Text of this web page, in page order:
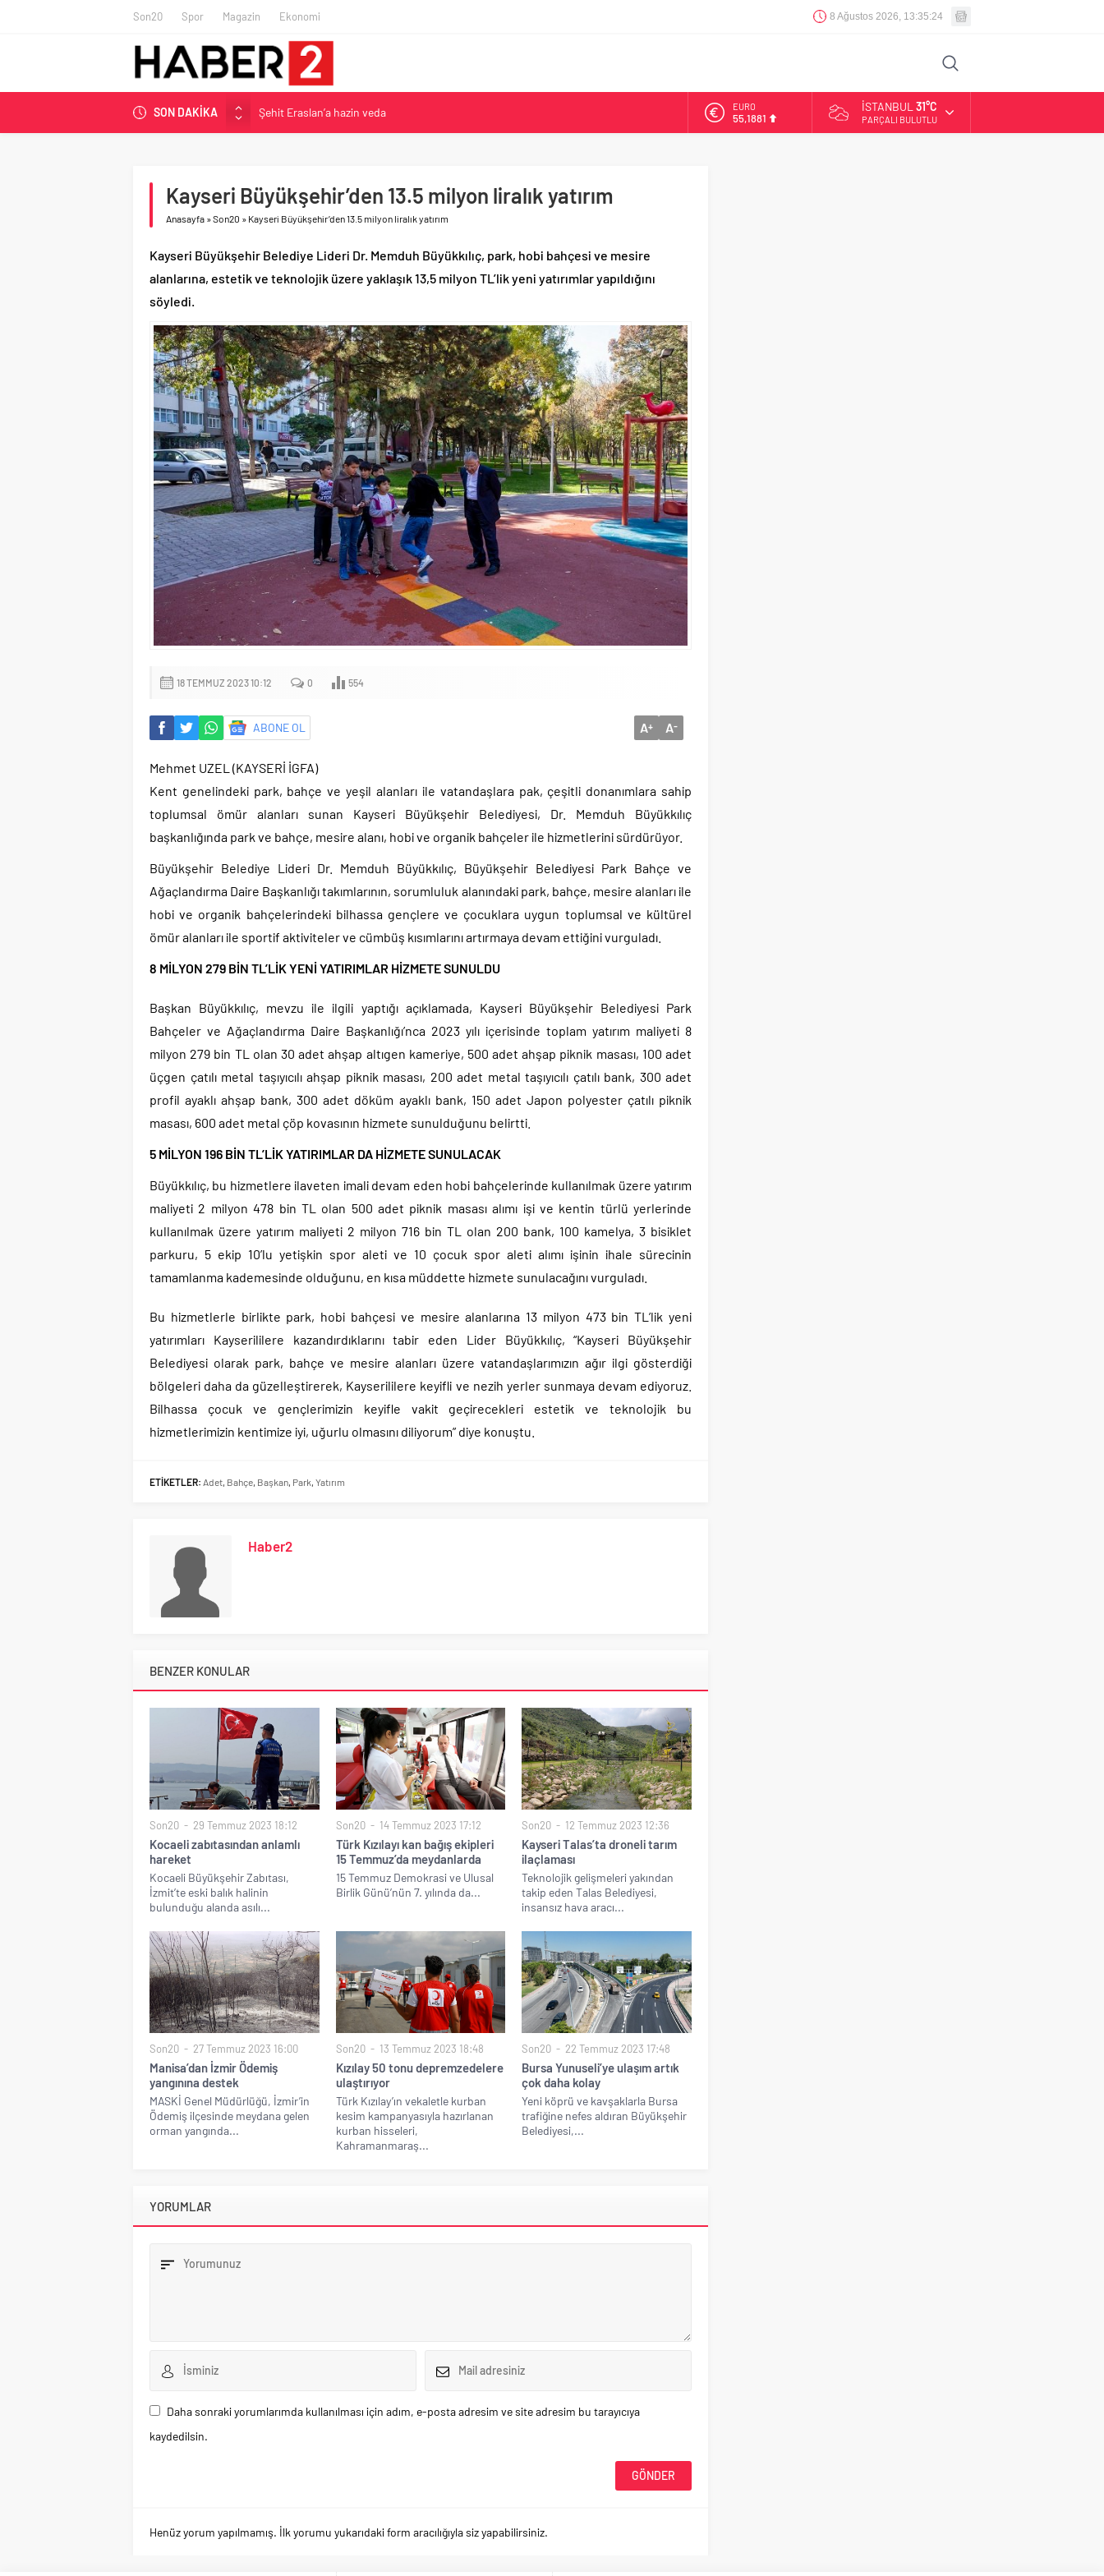
Son20 Spor Magazin Ekonomi 8 Ağustos 2026, 13:35:24
SON DAKİKA
Şehit Eraslan’a hazin veda
Toprak Razgatlıoğlu Çekya’da ikinci oldu
İzmit Belediyesi’nden Tepeköy’de asfalt mesaisi
EURO
55,1881
İSTANBUL 31°C
PARÇALI BULUTLU
Kayseri Büyükşehir’den 13.5 milyon liralık yatırım
Anasayfa »Son20 » Kayseri Büyükşehir’den 13.5 milyon liralık yatırım
Kayseri Büyükşehir Belediye Lideri Dr. Memduh Büyükkılıç, park, hobi bahçesi ve mesire
alanlarına, estetik ve teknolojik üzere yaklaşık 13,5 milyon TL’lik yeni yatırımlar yapıldığını
söyledi.
18 TEMMUZ 2023 10:12 0 554
ABONE OL A+ A-
Mehmet UZEL (KAYSERİ İGFA)
Kent genelindeki park, bahçe ve yeşil alanları ile vatandaşlara pak, çeşitli donanımlara sahip
toplumsal ömür alanları sunan Kayseri Büyükşehir Belediyesi, Dr. Memduh Büyükkılıç
başkanlığında park ve bahçe, mesire alanı, hobi ve organik bahçeler ile hizmetlerini sürdürüyor.
Büyükşehir Belediye Lideri Dr. Memduh Büyükkılıç, Büyükşehir Belediyesi Park Bahçe ve
Ağaçlandırma Daire Başkanlığı takımlarının, sorumluluk alanındaki park, bahçe, mesire alanları ile
hobi ve organik bahçelerindeki bilhassa gençlere ve çocuklara uygun toplumsal ve kültürel
ömür alanları ile sportif aktiviteler ve cümbüş kısımlarını artırmaya devam ettiğini vurguladı.
8 MİLYON 279 BİN TL’LİK YENİ YATIRIMLAR HİZMETE SUNULDU
Başkan Büyükkılıç, mevzu ile ilgili yaptığı açıklamada, Kayseri Büyükşehir Belediyesi Park
Bahçeler ve Ağaçlandırma Daire Başkanlığı’nca 2023 yılı içerisinde toplam yatırım maliyeti 8
milyon 279 bin TL olan 30 adet ahşap altıgen kameriye, 500 adet ahşap piknik masası, 100 adet
üçgen çatılı metal taşıyıcılı ahşap piknik masası, 200 adet metal taşıyıcılı çatılı bank, 300 adet
profil ayaklı ahşap bank, 300 adet döküm ayaklı bank, 150 adet Japon polyester çatılı piknik
masası, 600 adet metal çöp kovasının hizmete sunulduğunu belirtti.
5 MİLYON 196 BİN TL’LİK YATIRIMLAR DA HİZMETE SUNULACAK
Büyükkılıç, bu hizmetlere ilaveten imali devam eden hobi bahçelerinde kullanılmak üzere yatırım
maliyeti 2 milyon 478 bin TL olan 500 adet piknik masası alımı işi ve kentin türlü yerlerinde
kullanılmak üzere yatırım maliyeti 2 milyon 716 bin TL olan 200 bank, 100 kamelya, 3 bisiklet
parkuru, 5 ekip 10’lu yetişkin spor aleti ve 10 çocuk spor aleti alımı işinin ihale sürecinin
tamamlanma kademesinde olduğunu, en kısa müddette hizmete sunulacağını vurguladı.
Bu hizmetlerle birlikte park, hobi bahçesi ve mesire alanlarına 13 milyon 473 bin TL’lik yeni
yatırımları Kayserililere kazandırdıklarını tabir eden Lider Büyükkılıç, “Kayseri Büyükşehir
Belediyesi olarak park, bahçe ve mesire alanları üzere vatandaşlarımızın ağır ilgi gösterdiği
bölgeleri daha da güzelleştirerek, Kayserililere keyifli ve nezih yerler sunmaya devam ediyoruz.
Bilhassa çocuk ve gençlerimizin keyifle vakit geçirecekleri estetik ve teknolojik bu
hizmetlerimizin kentimize iyi, uğurlu olmasını diliyorum” diye konuştu.
ETİKETLER: Adet, Bahçe, Başkan, Park, Yatırım
Haber2
BENZER KONULAR
Son20 29 Temmuz 2023 18:12
Kocaeli zabıtasından anlamlı
hareket
Kocaeli Büyükşehir Zabıtası,
İzmit’te eski balık halinin
bulunduğu alanda asılı...
Son20 14 Temmuz 2023 17:12
Türk Kızılayı kan bağış ekipleri
15 Temmuz’da meydanlarda
15 Temmuz Demokrasi ve Ulusal
Birlik Günü’nün 7. yılında da...
Son20 12 Temmuz 2023 12:36
Kayseri Talas’ta droneli tarım
ilaçlaması
Teknolojik gelişmeleri yakından
takip eden Talas Belediyesi,
insansız hava aracı...
Son20 27 Temmuz 2023 16:00
Manisa’dan İzmir Ödemiş
yangınına destek
MASKİ Genel Müdürlüğü, İzmir’in
Ödemiş ilçesinde meydana gelen
orman yangında...
Son20 13 Temmuz 2023 18:48
Kızılay 50 tonu depremzedelere
ulaştırıyor
Türk Kızılay’ın vekaletle kurban
kesim kampanyasıyla hazırlanan
kurban hisseleri,
Kahramanmaraş...
Son20 22 Temmuz 2023 17:48
Bursa Yunuseli’ye ulaşım artık
çok daha kolay
Yeni köprü ve kavşaklarla Bursa
trafiğine nefes aldıran Büyükşehir
Belediyesi,...
YORUMLAR
Daha sonraki yorumlarımda kullanılması için adım, e-posta adresim ve site adresim bu tarayıcıya
kaydedilsin.
Henüz yorum yapılmamış. İlk yorumu yukarıdaki form aracılığıyla siz yapabilirsiniz.